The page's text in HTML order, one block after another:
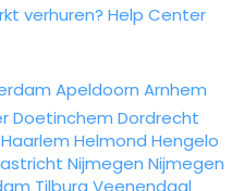
verhuren? Help Center
Apeldoorn Arnhem
Doetinchem Dordrecht
Haarlem Helmond Hengelo
Nijmegen Nijmegen
Tilburg Veenendaal